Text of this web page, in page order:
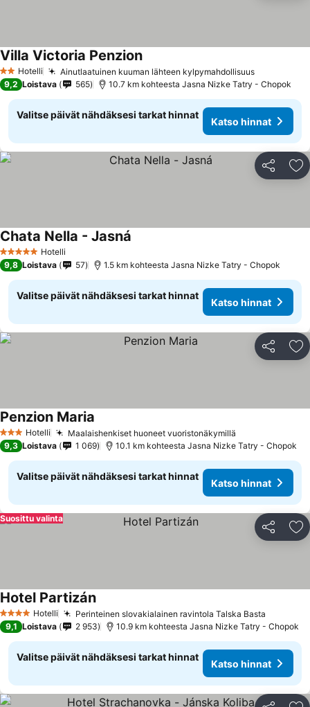
2 Tähtiluokitus
Hotelli Ainutlaatuinen kuuman lähteen kylpymahdollisuus
Villa Victoria Penzion
9,2 Loistava 565 10.7 km kohteesta Jasna Nizke Tatry - Chopok
Valitse päivät nähdäksesi tarkat hinnat
Katso hinnat
Jaa
5 Tähtiluokitus
Hotelli
Chata Nella - Jasná
9,8 Loistava 57 1.5 km kohteesta Jasna Nizke Tatry - Chopok
Valitse päivät nähdäksesi tarkat hinnat
Katso hinnat
Jaa
3 Tähtiluokitus
Hotelli Maalaishenkiset huoneet vuoristonäkymillä
Penzion Maria
9,3 Loistava 1 069 10.1 km kohteesta Jasna Nizke Tatry - Chopok
Valitse päivät nähdäksesi tarkat hinnat
Katso hinnat
Jaa
Suosittu valinta
4 Tähtiluokitus
Hotelli Perinteinen slovakialainen ravintola Talska Basta
Hotel Partizán
9,1 Loistava 2 953 10.9 km kohteesta Jasna Nizke Tatry - Chopok
Valitse päivät nähdäksesi tarkat hinnat
Katso hinnat